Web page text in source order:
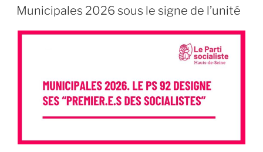
LE
Municipales 2026 sous le signe de l’unité